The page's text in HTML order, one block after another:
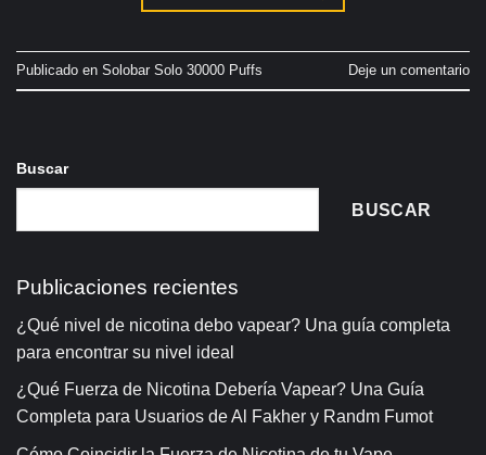
Publicado en Solobar Solo 30000 Puffs Deje un comentario
Buscar
BUSCAR
Publicaciones recientes
¿Qué nivel de nicotina debo vapear? Una guía completa
para encontrar su nivel ideal
¿Qué Fuerza de Nicotina Debería Vapear? Una Guía
Completa para Usuarios de Al Fakher y Randm Fumot